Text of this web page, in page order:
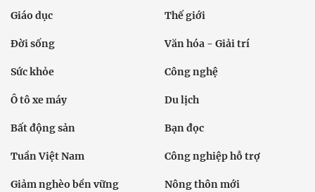
Giáo dục Thế giới
Đời sống Văn hóa - Giải trí
Sức khỏe Công nghệ
Ô tô xe máy Du lịch
Bất động sản Bạn đọc
Tuần Việt Nam Công nghiệp hỗ trợ
Giảm nghèo bền vững Nông thôn mới